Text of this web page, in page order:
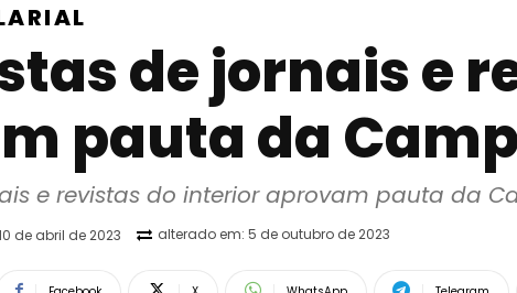
de jornais e
pauta da
e revistas do interior aprovam pauta da
de abril de 2023 alterado em: 5 de outubro de 2023